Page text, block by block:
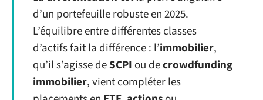
d’un portefeuille robuste en 2025.
L’équilibre entre différentes classes
d’actifs fait la différence : l’immobilier,
qu’il s’agisse deSCPI ou decrowdfunding
immobilier, vient compléter les